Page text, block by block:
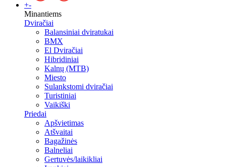
+-
Minantiems
Dviračiai
Balansiniai dviratukai
BMX
El Dviračiai
Hibridiniai
Kalnų (MTB)
Miesto
Sulankstomi dviračiai
Turistiniai
Vaikiški
Priedai
Apšvietimas
Atšvaitai
Bagažinės
Balneliai
Gertuvės/laikikliai